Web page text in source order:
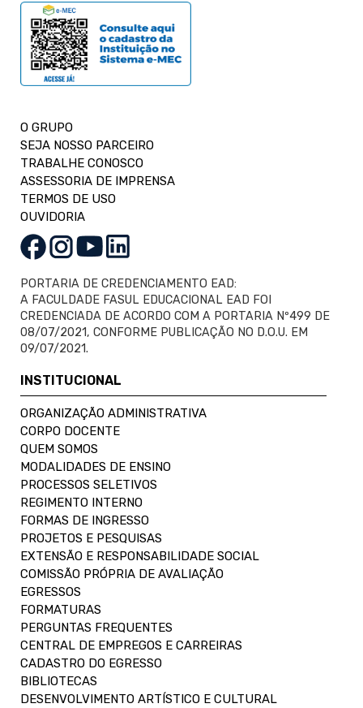
O GRUPO
SEJA NOSSO PARCEIRO
TRABALHE CONOSCO
ASSESSORIA DE IMPRENSA
TERMOS DE USO
OUVIDORIA
PORTARIA DE CREDENCIAMENTO EAD:
A FACULDADE FASUL EDUCACIONAL EAD FOI
CREDENCIADA DE ACORDO COM A PORTARIA Nº499 DE
08/07/2021, CONFORME PUBLICAÇÃO NO D.O.U. EM
09/07/2021.
INSTITUCIONAL
ORGANIZAÇÃO ADMINISTRATIVA
CORPO DOCENTE
QUEM SOMOS
MODALIDADES DE ENSINO
PROCESSOS SELETIVOS
REGIMENTO INTERNO
FORMAS DE INGRESSO
PROJETOS E PESQUISAS
EXTENSÃO E RESPONSABILIDADE SOCIAL
COMISSÃO PRÓPRIA DE AVALIAÇÃO
EGRESSOS
FORMATURAS
PERGUNTAS FREQUENTES
CENTRAL DE EMPREGOS E CARREIRAS
CADASTRO DO EGRESSO
BIBLIOTECAS
DESENVOLVIMENTO ARTÍSTICO E CULTURAL